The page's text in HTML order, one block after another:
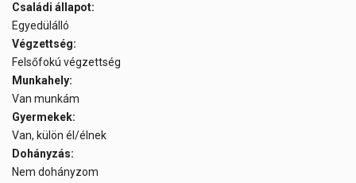
Családi állapot:
Egyedülálló
Végzettség:
Felsőfokú végzettség
Munkahely:
Van munkám
Gyermekek:
Van, külön él/élnek
Dohányzás:
Nem dohányzom